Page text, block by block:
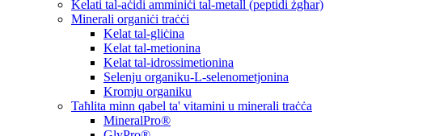
Kelati tal-aċidi amminiċi tal-metall (peptidi żgħar)
Minerali organiċi traċċi
Kelat tal-gliċina
Kelat tal-metionina
Kelat tal-idrossimetionina
Selenju organiku-L-selenometjonina
Kromju organiku
Taħlita minn qabel ta' vitamini u minerali traċċa
MineralPro®